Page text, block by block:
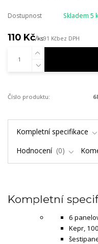
Dostupnost Skladem 5
110 Kč/ks91 Kčbez DPH
Číslo produktu:
Kompletní specifikace
Hodnocení
0
Kompletní
6
Kepr,